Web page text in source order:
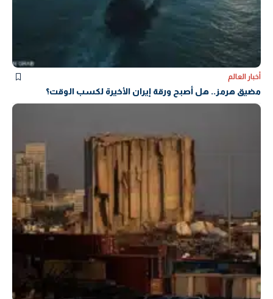
أخبار العالم
مضيق هرمز.. هل أصبح ورقة إيران الأخيرة لكسب الوقت؟